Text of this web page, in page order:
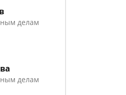
делам
делам